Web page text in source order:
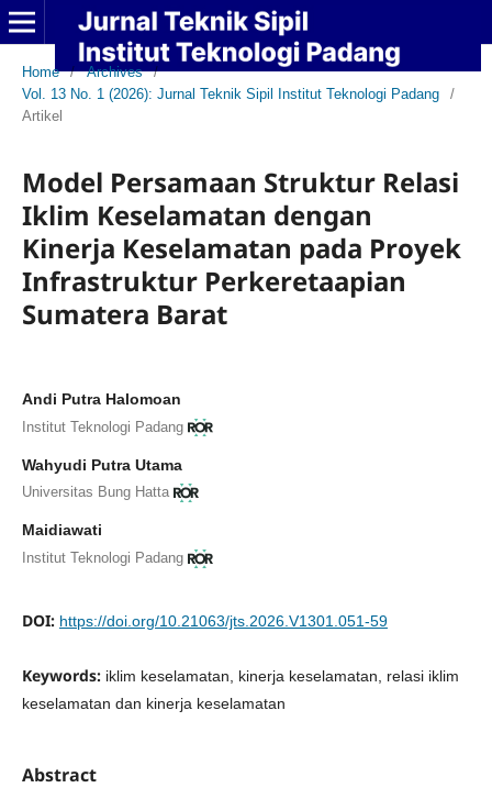
Home / Archives
/
Vol. 13 No. 1 (2026): Jurnal Teknik Sipil Institut Teknologi Padang
/
Artikel
Model Persamaan Struktur Relasi
Iklim Keselamatan dengan
Kinerja Keselamatan pada Proyek
Infrastruktur Perkeretaapian
Sumatera Barat
Andi Putra Halomoan
Institut Teknologi Padang
Wahyudi Putra Utama
Universitas Bung Hatta
Maidiawati
Institut Teknologi Padang
DOI: https://doi.org/10.21063/jts.2026.V1301.051-59
Keywords: iklim keselamatan, kinerja keselamatan, relasi iklim
keselamatan dan kinerja keselamatan
Abstract